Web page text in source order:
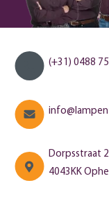
(+31) 0488
Dorpsstraat
4043KK